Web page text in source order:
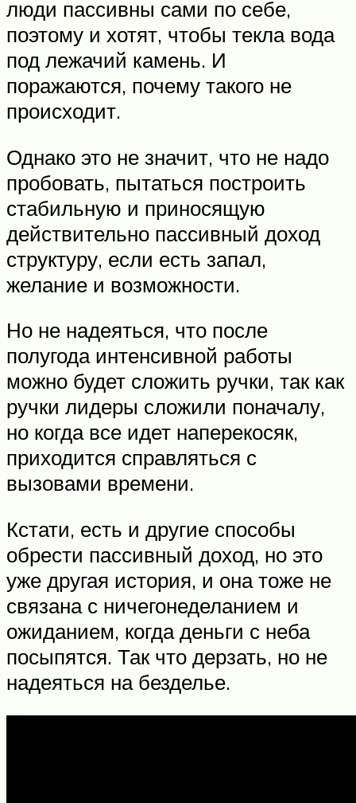
люди пассивны сами по себе,
поэтому и хотят, чтобы текла вода
под лежачий камень. И
поражаются, почему такого не
происходит.
Однако это не значит, что не надо
пробовать, пытаться построить
стабильную и приносящую
действительно пассивный доход
структуру, если есть запал,
желание и возможности.
Но не надеяться, что после
полугода интенсивной работы
можно будет сложить ручки, так как
ручки лидеры сложили поначалу,
но когда все идет наперекосяк,
приходится справляться с
вызовами времени.
Кстати, есть и другие способы
обрести пассивный доход, но это
уже другая история, и она тоже не
связана с ничегонеделанием и
ожиданием, когда деньги с неба
посыпятся. Так что дерзать, но не
надеяться на безделье.